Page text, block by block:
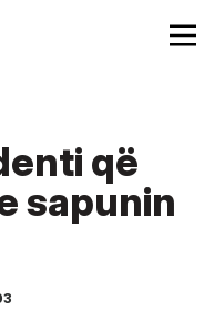
që
sapunin